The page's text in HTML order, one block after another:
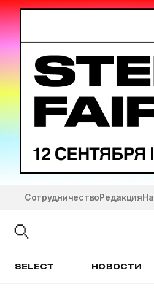
СотрудничествоРедакция
SELECT НОВОСТИ